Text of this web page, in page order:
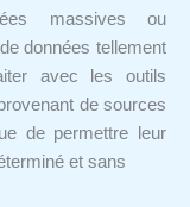
massives ou
données tellement
avec les outils
de sources
de permettre leur
et sans